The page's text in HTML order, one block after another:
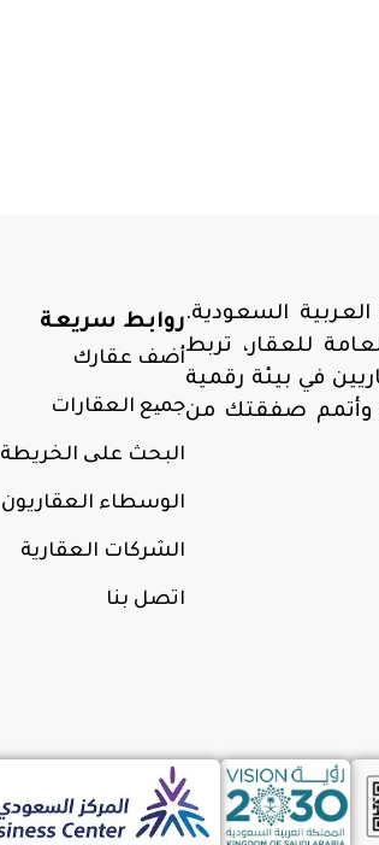
السعودية.
للعقار، تربط
في بيئة رقمية
وأتمم صفقتك من
روابط سريعة
أضف عقارك
جمیع العقارات
البحث علی الخريطة
الوسطاء العقاريون
الشركات العقارية
اتصل بنا